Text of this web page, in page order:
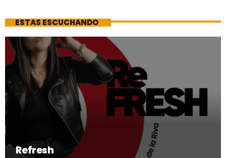
ESTAS ESCUCHANDO
Refresh